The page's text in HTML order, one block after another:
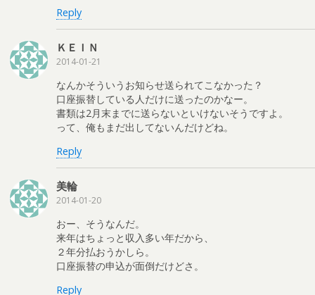
Reply
ＫＥＩＮ
2014-01-21
なんかそういうお知らせ送られてこなかった？
口座振替している人だけに送ったのかなー。
書類は2月末までに送らないといけないそうですよ。
って、俺もまだ出してないんだけどね。
Reply
美輪
2014-01-20
おー、そうなんだ。
来年はちょっと収入多い年だから、
２年分払おうかしら。
口座振替の申込が面倒だけどさ。
Reply